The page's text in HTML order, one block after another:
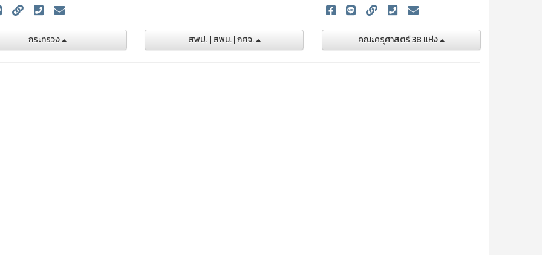
กระทรวง สพป. | สพม. | กศจ. คณะครุศาสตร์ 38 แห่ง